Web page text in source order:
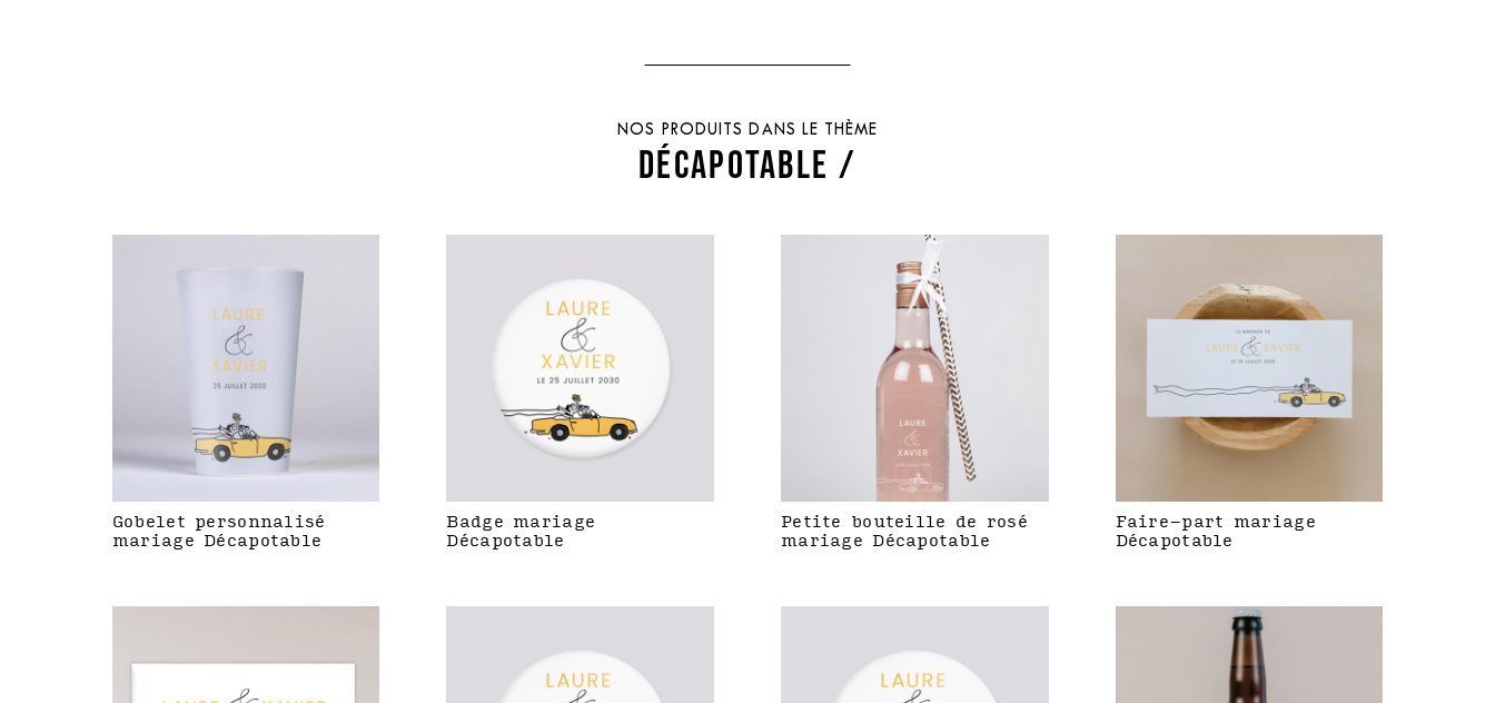
NOS PRODUITS DANS LE THÈME
DÉCAPOTABLE /
Gobelet personnalisé
mariage Décapotable
Badge mariage
Décapotable
Petite bouteille de rosé
mariage Décapotable
Faire-part mariage
Décapotable